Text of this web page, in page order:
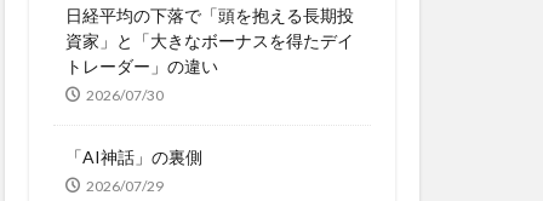
日経平均の下落で「頭を抱える長期投
資家」と「大きなボーナスを得たデイ
トレーダー」の違い
2026/07/30
「AI神話」の裏側
2026/07/29